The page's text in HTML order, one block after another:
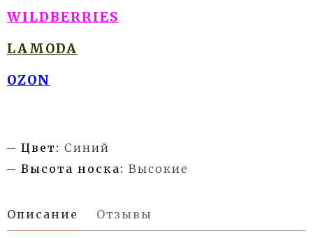
WILDBERRIES
LAMODA
OZON
Цвет: Синий
Высота носка: Высокие
Описание Отзывы